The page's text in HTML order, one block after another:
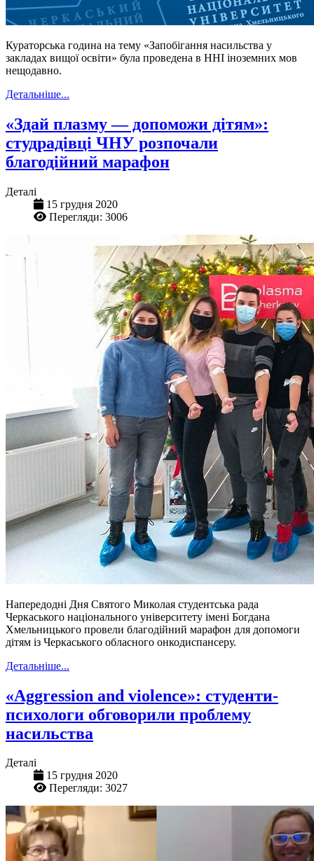
Кураторська година на тему «‎Запобігання насильства у
закладах вищої освіти»‎ була проведена в ННІ іноземних мов
нещодавно.
Детальніше...
«Здай плазму — допоможи дітям»:
студрадівці ЧНУ розпочали
благодійний марафон
Деталі
15 грудня 2020
Перегляди: 3006
Напередодні Дня Святого Миколая студентська рада
Черкаського національного університету імені Богдана
Хмельницького провели благодійний марафон для допомоги
дітям із Черкаського обласного онкодиспансеру.
Детальніше...
«Aggression and violence»: студенти-
психологи обговорили проблему
насильства
Деталі
15 грудня 2020
Перегляди: 3027